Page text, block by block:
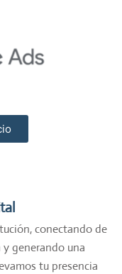
conectando de
generando una
tu presencia